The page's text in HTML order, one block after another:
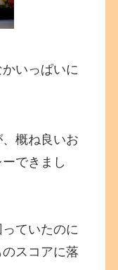
いっぱいに
概ね良いお
できまし
ていたのに
スコアに落